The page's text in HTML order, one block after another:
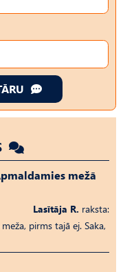
mežā
Lasītāja R. raksta:
pirms tajā ej. Saka,